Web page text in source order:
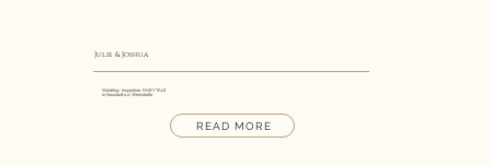
Wedding- Inspiration: FAIRYTALE
in Neustadt a.d. Weinstraße
READ MORE
Julie & Joshua